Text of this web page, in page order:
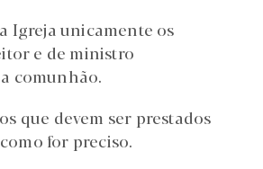
Igreja unicamente os
e de ministro
comunhão.
que devem ser prestados
for preciso.